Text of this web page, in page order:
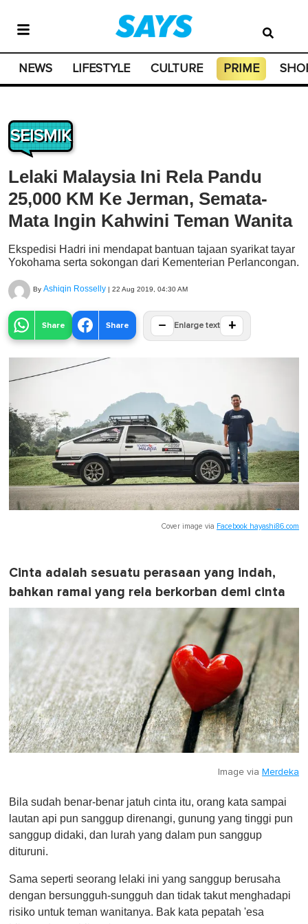
NEWS LIFESTYLE CULTURE PRIME
SEISMIK
Lelaki Malaysia Ini Rela Pandu
25,000 KM Ke Jerman, Semata-
Mata Ingin Kahwini Teman Wanita
Ekspedisi Hadri ini mendapat bantuan tajaan syarikat tayar
Yokohama serta sokongan dari Kementerian Perlancongan.
By Ashiqin Rosselly | 22 Aug 2019, 04:30 AM
Share Share − Enlarge text +
Cover image via Facebook hayashi86.com
Cinta adalah sesuatu perasaan yang indah,
bahkan ramai yang rela berkorban demi cinta
Image via Merdeka
Bila sudah benar-benar jatuh cinta itu, orang kata sampai
lautan api pun sanggup direnangi, gunung yang tinggi pun
sanggup didaki, dan lurah yang dalam pun sanggup
dituruni.
Sama seperti seorang lelaki ini yang sanggup berusaha
dengan bersungguh-sungguh dan tidak takut menghadapi
risiko untuk teman wanitanya. Bak kata pepatah 'esa